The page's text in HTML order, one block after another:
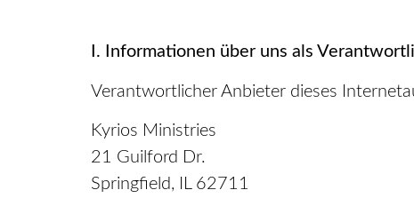
I. Informationen über uns als
Verantwortlicher Anbieter dieses
Kyrios Ministries
21 Guilford Dr.
Springfield, IL 62711